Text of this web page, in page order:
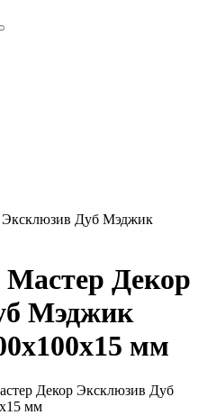
Дуб Мэджик
Декор
Мэджик
мм